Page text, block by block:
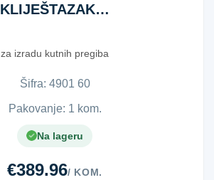
KLIJEŠTAZAKUT.PREGIBE60MM
za izradu kutnih pregiba
Šifra: 4​9​0​1​ ​6​0​
Pakovanje: 1 kom.
Na lageru
€389.96/ KOM.